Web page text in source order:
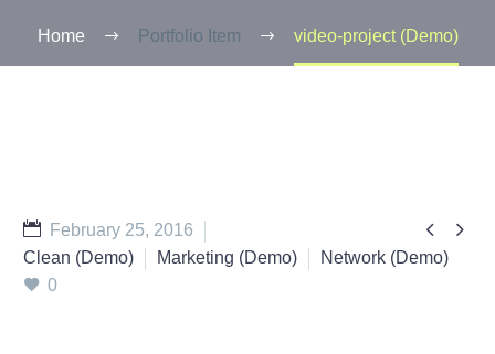
Home Portfolio Item video-project (Demo)
 
February 25, 2016
Clean (Demo)
Marketing (Demo)
Network (Demo)
0